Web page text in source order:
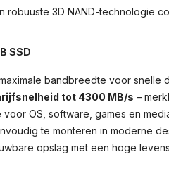
robuuste 3D NAND-technologie
SSD
bandbreedte voor snelle
tot 4300 MB/s –
OS, software, games en
te monteren in moderne
opslag met een hoge